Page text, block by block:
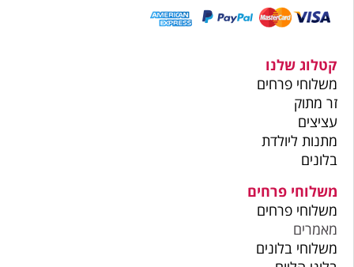
קטלוג שלנו
משלוחי פרחים
זר מתוק
עציצים
מתנות ליולדת
בלונים
משלוחי פרחים
משלוחי פרחים
מאמרים
משלוחי בלונים